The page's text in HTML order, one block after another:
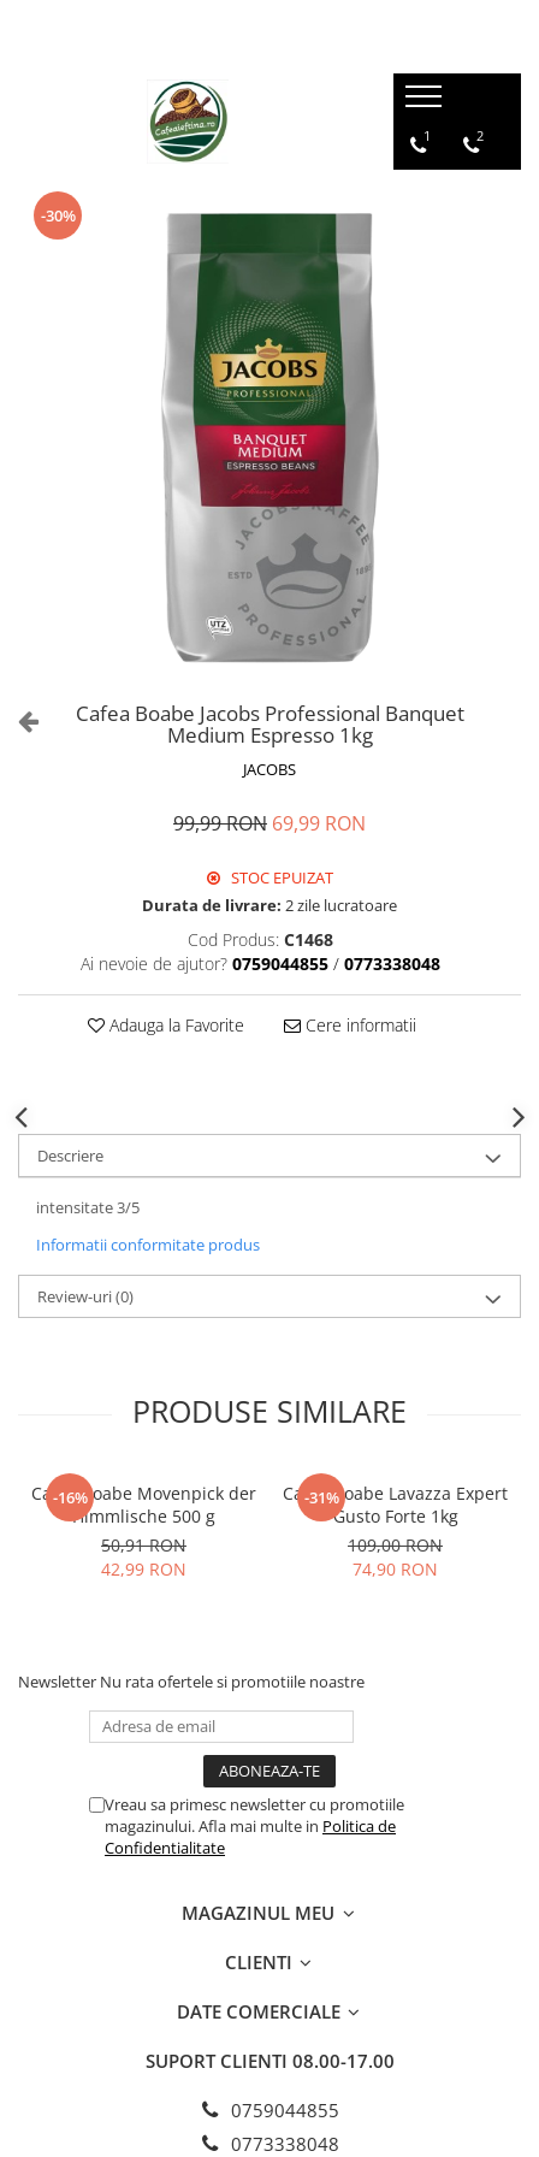
1 2
-30%
Cafea Boabe Jacobs Professional Banquet
Medium Espresso 1kg
JACOBS
99,99 RON 69,99 RON
STOC EPUIZAT
Durata de livrare: 2 zile lucratoare
Cod Produs: C1468
Ai nevoie de ajutor? 0759044855 / 0773338048
Adauga la Favorite Cere informatii
Descriere
intensitate 3/5
Informatii conformitate produs
Review-uri(0)
PRODUSE SIMILARE
-16%
Cafea boabe Movenpick der
Himmlische 500 g
50,91 RON
42,99 RON
-31%
Cafea boabe Lavazza Expert
Gusto Forte 1kg
109,00 RON
74,90 RON
Newsletter Nu rata ofertele si promotiile noastre
Vreau sa primesc newsletter cu promotiile
magazinului. Afla mai multe in Politica de
Confidentialitate
MAGAZINUL MEU
CLIENTI
DATE COMERCIALE
SUPORT CLIENTI 08.00-17.00
0759044855
0773338048